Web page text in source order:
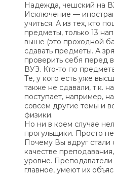
Надежда, чешский на
Исключение —
учиться. А из тех, кто
предметы, только 13
выше (это проходной
сдавать предметы. А
проверить себя перед
ВУЗ. Кто-то по
Те, у кого есть уже
также не сдавали, т.к.
поступает, например,
совсем другие темы и
физики.
Но ни в коем случае
прогульщики. Просто
Почему Вы вдруг стали
качестве
уровне.
главное, умеют их